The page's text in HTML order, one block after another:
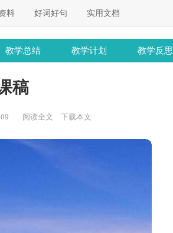
料 好词好句 实用文档
教学总结 教学计划 教学反思
稿
阅读全文 下载本文